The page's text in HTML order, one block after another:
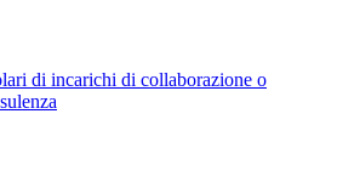
di incarichi di collaborazione o